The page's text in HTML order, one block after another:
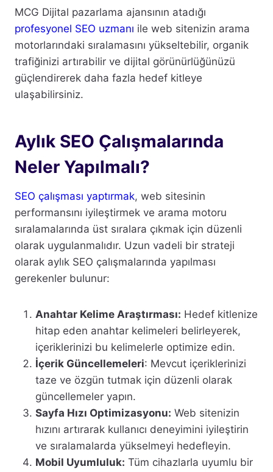
MCG Dijital pazarlama ajansının atadığı
profesyonel SEO uzmanı ile web sitenizin arama
motorlarındaki sıralamasını yükseltebilir, organik
trafiğinizi artırabilir ve dijital görünürlüğünüzü
güçlendirerek daha fazla hedef kitleye
ulaşabilirsiniz.
Aylık SEO Çalışmalarında
Neler Yapılmalı?
SEO çalışması yaptırmak, web sitesinin
performansını iyileştirmek ve arama motoru
sıralamalarında üst sıralara çıkmak için düzenli
olarak uygulanmalıdır. Uzun vadeli bir strateji
olarak aylık SEO çalışmalarında yapılması
gerekenler bulunur:
Anahtar Kelime Araştırması: Hedef kitlenize
hitap eden anahtar kelimeleri belirleyerek,
içeriklerinizi bu kelimelerle optimize edin.
İçerik Güncellemeleri: Mevcut içeriklerinizi
taze ve özgün tutmak için düzenli olarak
güncellemeler yapın.
Sayfa Hızı Optimizasyonu: Web sitenizin
hızını artırarak kullanıcı deneyimini iyileştirin
ve sıralamalarda yükselmeyi hedefleyin.
Mobil Uyumluluk: Tüm cihazlarla uyumlu bir